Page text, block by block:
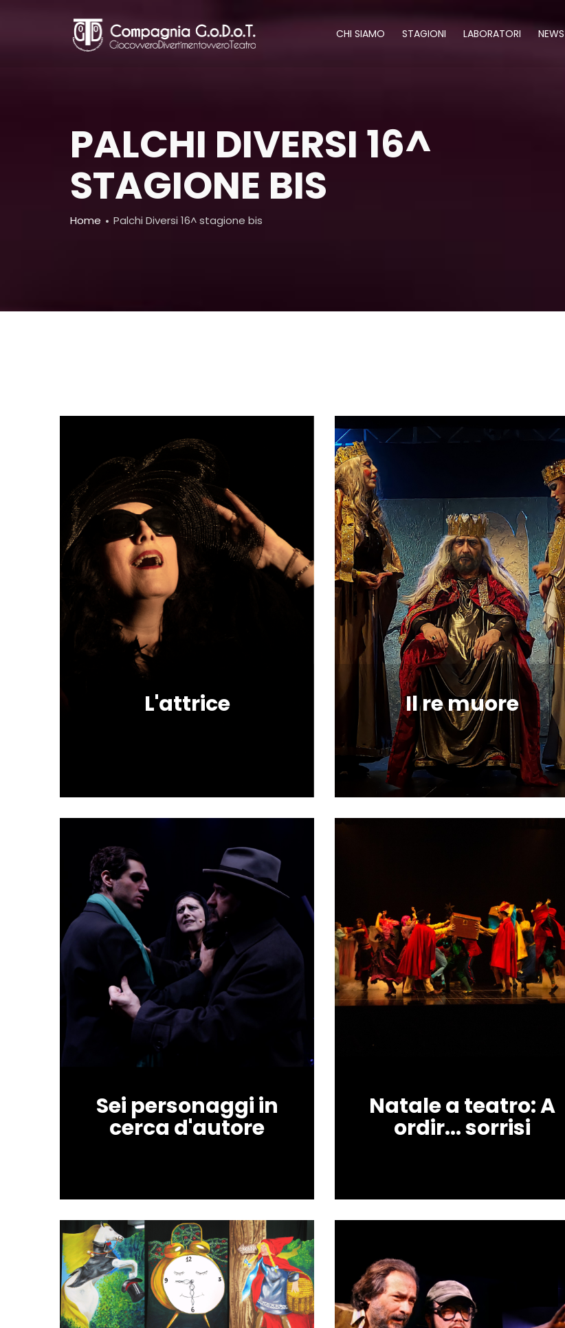
CHI SIAMO STAGIONI LABORATORI NEWS
PALCHI DIVERSI 16^
STAGIONE BIS
Breadcrumb
Home Palchi Diversi 16^ stagione bis
L'attrice Il re muore
Sei personaggi in
cerca d'autore
Natale a teatro: A
ordir... sorrisi